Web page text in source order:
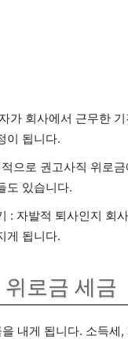
가 회사에서 근무한
이 됩니다.
으로 권고사직 위로
도 있습니다.
: 자발적 퇴사인지 회
게 됩니다.
로금 세금
내게 됩니다. 소득세,